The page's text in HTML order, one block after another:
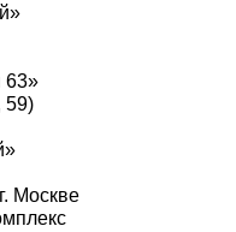
63»‎
59)
Москве